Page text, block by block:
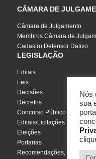
CÂMARA DE
Câmara de Julgamento
Membros Câmara de
Cadastro Defensor Dativo
LEGISLAÇÃO
Editais
Leis
Decisões
Decretos
Concurso Público
Editais/Licitações
Eleições
Portarias
Recomendações, Pareceres
Nós
sua